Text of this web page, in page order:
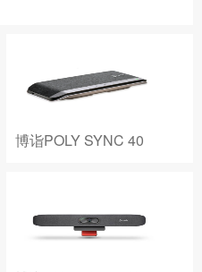
博诣POLY SYNC 40